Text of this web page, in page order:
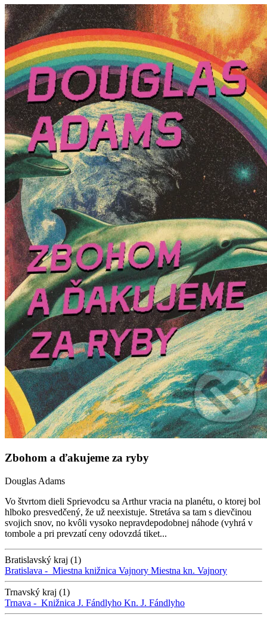
Zbohom a ďakujeme za ryby
Douglas Adams
Vo štvrtom dieli Sprievodcu sa Arthur vracia na planétu, o ktorej bol
hlboko presvedčený, že už neexistuje. Stretáva sa tam s dievčinou
svojich snov, no kvôli vysoko nepravdepodobnej náhode (vyhrá v
tombole a pri prevzatí ceny odovzdá tiket...
Bratislavský kraj (1)
Bratislava - Miestna knižnica Vajnory Miestna kn. Vajnory
Trnavský kraj (1)
Trnava - Knižnica J. Fándlyho Kn. J. Fándlyho